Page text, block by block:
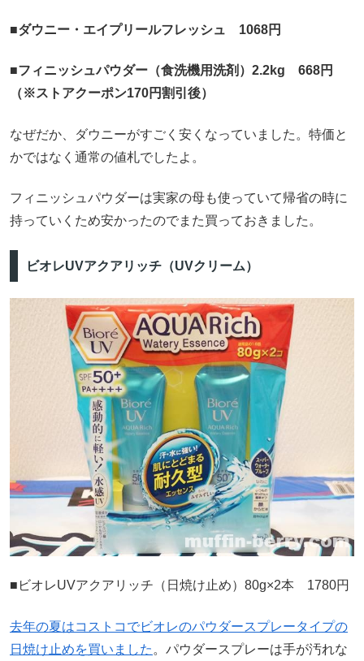
■ダウニー・エイプリールフレッシュ 1068円
■フィニッシュパウダー（食洗機用洗剤）2.2kg 668円
（※ストアクーポン170円割引後）
なぜだか、ダウニーがすごく安くなっていました。特価と
かではなく通常の値札でしたよ。
フィニッシュパウダーは実家の母も使っていて帰省の時に
持っていくため安かったのでまた買っておきました。
ビオレUVアクアリッチ（UVクリーム）
■ビオレUVアクアリッチ（日焼け止め）80g×2本 1780円
去年の夏はコストコでビオレのパウダースプレータイプの
日焼け止めを買いました 。パウダースプレーは手が汚れな